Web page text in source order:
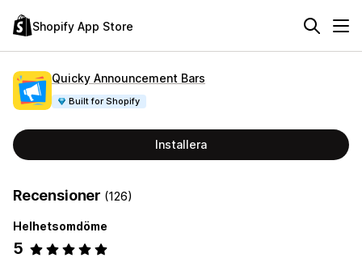
Shopify App Store
Quicky Announcement Bars
Built for Shopify
Installera
Recensioner (126)
Helhetsomdöme
5